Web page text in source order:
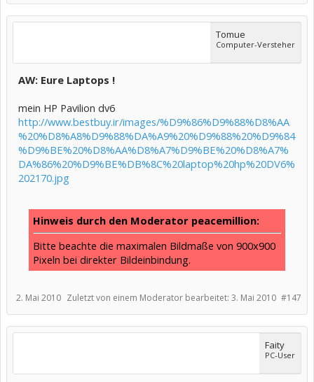
Tomue
Computer-Versteher
AW: Eure Laptops !
mein HP Pavilion dv6
http://www.bestbuy.ir/images/%D9%86%D9%88%D8%AA
%20%D8%A8%D9%88%DA%A9%20%D9%88%20%D9%84
%D9%BE%20%D8%AA%D8%A7%D9%BE%20%D8%A7%
DA%86%20%D9%BE%DB%8C%20laptop%20hp%20DV6%
202170.jpg
Hinweis durch den Moderator peacemillion:
Bitte beachte die maximalen Bildmaße von 900x900
Pixeln bei direkter Bildeinbindung.
#147
2. Mai 2010 Zuletzt von einem Moderator bearbeitet: 3. Mai 2010
Faity
PC-User